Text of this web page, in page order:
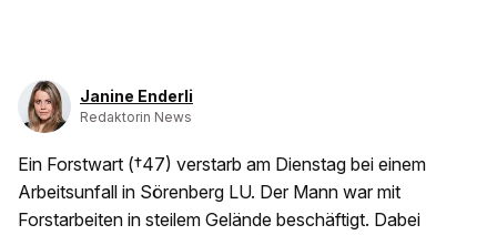
Janine Enderli
Redaktorin News
Ein Forstwart (†47) verstarb am Dienstag bei einem
Arbeitsunfall in Sörenberg LU. Der Mann war mit
Forstarbeiten in steilem Gelände beschäftigt. Dabei